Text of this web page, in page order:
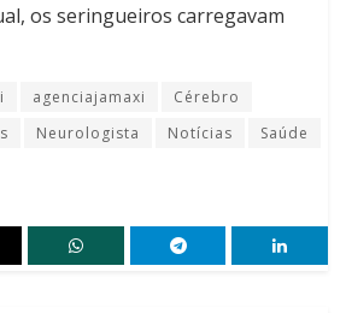
os seringueiros carregavam
agenciajamaxi
Cérebro
Neurologista Notícias
Saúde